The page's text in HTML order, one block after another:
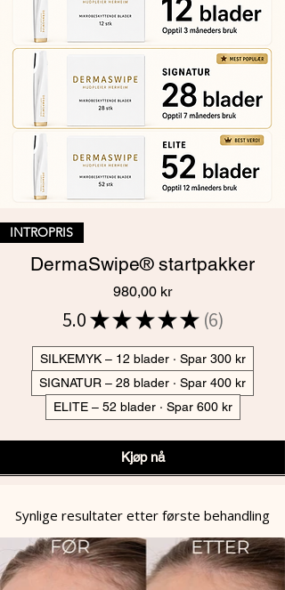
INTROPRIS
DermaSwipe® startpakker
Pris
980,00 kr
5.0★★★★★ 6
6
SILKEMYK – 12 blader · Spar 300 kr
SIGNATUR – 28 blader · Spar 400 kr
ELITE – 52 blader · Spar 600 kr
Kjøp nå
Synlige resultater etter første behandling